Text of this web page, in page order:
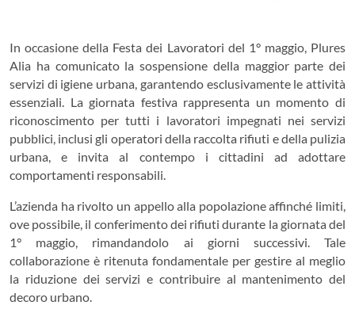
In occasione della Festa dei Lavoratori del 1° maggio, Plures
Alia ha comunicato la sospensione della maggior parte dei
servizi di igiene urbana, garantendo esclusivamente le attività
essenziali. La giornata festiva rappresenta un momento di
riconoscimento per tutti i lavoratori impegnati nei servizi
pubblici, inclusi gli operatori della raccolta rifiuti e della pulizia
urbana, e invita al contempo i cittadini ad adottare
comportamenti responsabili.
L’azienda ha rivolto un appello alla popolazione affinché limiti,
ove possibile, il conferimento dei rifiuti durante la giornata del
1° maggio, rimandandolo ai giorni successivi. Tale
collaborazione è ritenuta fondamentale per gestire al meglio
la riduzione dei servizi e contribuire al mantenimento del
decoro urbano.